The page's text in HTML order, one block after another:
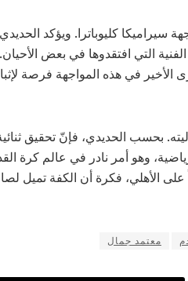
سيراميكا كليوباترا. ويؤكد
التي افتقدوها في بعض
في هذه المواجهة فرصة
بحسب الحديدي، فإنّ تحقيق
وهو أمر نادر في عالم كرة
الأهلي، فكرة أن الكفة تميل
معتمد جمال